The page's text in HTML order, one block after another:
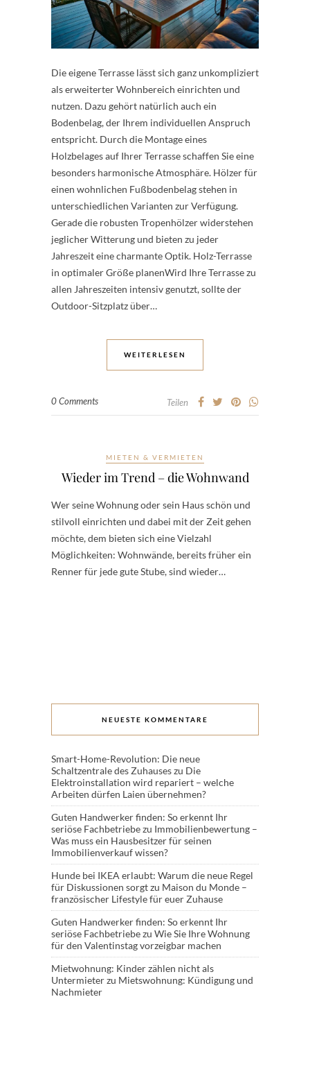
Die eigene Terrasse lässt sich ganz unkompliziert
als erweiterter Wohnbereich einrichten und
nutzen. Dazu gehört natürlich auch ein
Bodenbelag, der Ihrem individuellen Anspruch
entspricht. Durch die Montage eines
Holzbelages auf Ihrer Terrasse schaffen Sie eine
besonders harmonische Atmosphäre. Hölzer für
einen wohnlichen Fußbodenbelag stehen in
unterschiedlichen Varianten zur Verfügung.
Gerade die robusten Tropenhölzer widerstehen
jeglicher Witterung und bieten zu jeder
Jahreszeit eine charmante Optik. Holz-Terrasse
in optimaler Größe planenWird Ihre Terrasse zu
allen Jahreszeiten intensiv genutzt, sollte der
Outdoor-Sitzplatz über…
WEITERLESEN
0 Comments Teilen
MIETEN & VERMIETEN
Wieder im Trend – die Wohnwand
Wer seine Wohnung oder sein Haus schön und
stilvoll einrichten und dabei mit der Zeit gehen
möchte, dem bieten sich eine Vielzahl
Möglichkeiten: Wohnwände, bereits früher ein
Renner für jede gute Stube, sind wieder…
NEUESTE KOMMENTARE
Smart-Home-Revolution: Die neue
Schaltzentrale des Zuhauseszu Die
Elektroinstallation wird repariert – welche
Arbeiten dürfen Laien übernehmen?
Guten Handwerker finden: So erkennt Ihr
seriöse Fachbetriebezu Immobilienbewertung –
Was muss ein Hausbesitzer für seinen
Immobilienverkauf wissen?
Hunde bei IKEA erlaubt: Warum die neue Regel
für Diskussionen sorgtzu Maison du Monde –
französischer Lifestyle für euer Zuhause
Guten Handwerker finden: So erkennt Ihr
seriöse Fachbetriebezu Wie Sie Ihre Wohnung
für den Valentinstag vorzeigbar machen
Mietwohnung: Kinder zählen nicht als
Untermieterzu Mietswohnung: Kündigung und
Nachmieter